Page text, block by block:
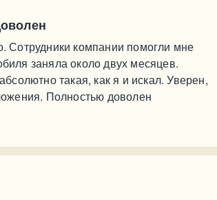
Сотрудники компании помогли мне
заняла около двух месяцев.
такая, как я и искал. Уверен,
Полностью доволен